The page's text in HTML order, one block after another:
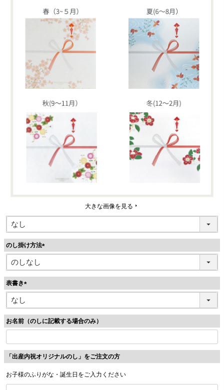
大きな画像を見る
のし掛け方法
(
表書き
(
必
お名前（のしに記載する場合のみ）
「出産内祝オリジナルのし」をご注文の方
お子様のふりがな・誕生日をご入力ください